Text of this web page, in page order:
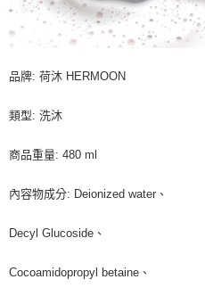
品牌: 荷沐 HERMOON
類型: 洗沐
商品重量: 480 ml
內容物成分: Deionized water、
Decyl Glucoside、
Cocoamidopropyl betaine、